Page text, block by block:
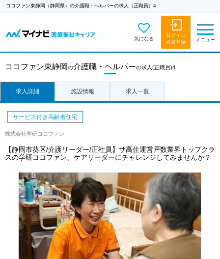
ココファン東静岡（静岡県）の介護職・ヘルパーの求人（正職員）4
気になる
ログイン
会員登録
メニュー
ココファン東静岡の介護職・ヘルパーの求人 (正職員)4
求人詳細 施設情報 求人一覧
サービス付き高齢者住宅
株式会社学研ココファン
【静岡市葵区/介護リーダー/正社員】サ高住運営戸数業界トップクラ
スの学研ココファン、ケアリーダーにチャレンジしてみませんか？